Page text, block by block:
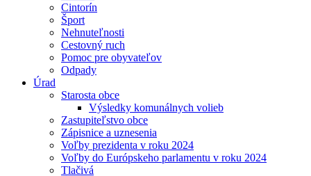
Cintorín
Šport
Nehnuteľnosti
Cestovný ruch
Pomoc pre obyvateľov
Odpady
Úrad
Starosta obce
Výsledky komunálnych volieb
Zastupiteľstvo obce
Zápisnice a uznesenia
Voľby prezidenta v roku 2024
Voľby do Európskeho parlamentu v roku 2024
Tlačivá